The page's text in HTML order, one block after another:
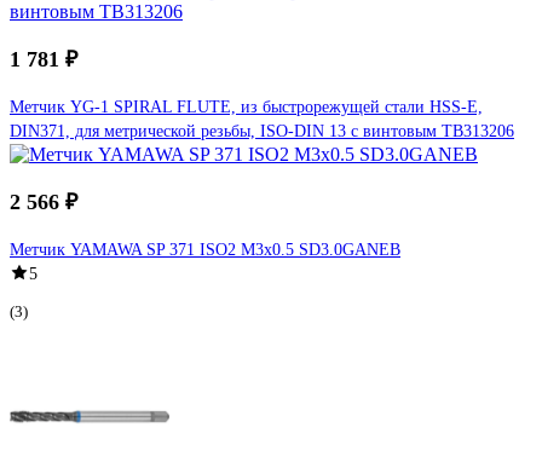
1 781 ₽
Метчик YG-1 SPIRAL FLUTE, из быстрорежущей стали HSS-E,
DIN371, для метрической резьбы, ISO-DIN 13 с винтовым TB313206
2 566 ₽
Метчик YAMAWA SP 371 ISO2 M3x0.5 SD3.0GANEB
5
(3)